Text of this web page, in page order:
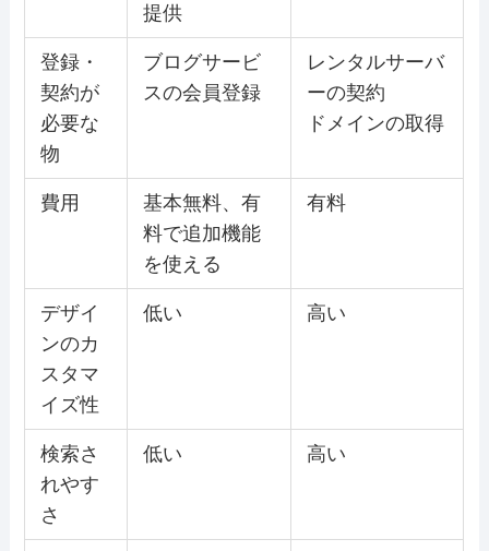
提供
登録・
契約が
必要な
物
ブログサービ
スの会員登録
レンタルサーバ
ーの契約
ドメインの取得
費用
基本無料、有
料で追加機能
を使える
有料
デザイ
ンのカ
スタマ
イズ性
低い 高い
検索さ
れやす
さ
低い 高い